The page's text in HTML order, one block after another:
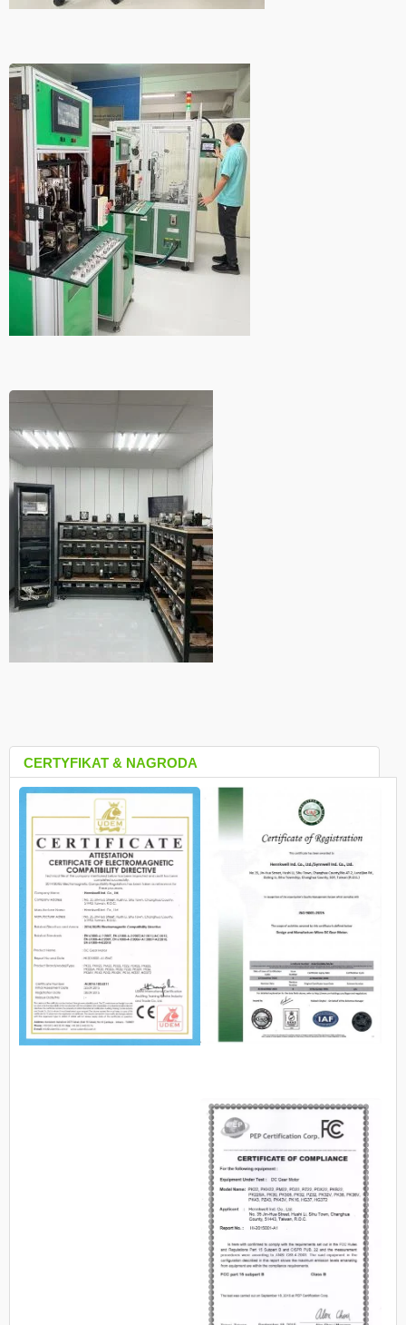
CERTYFIKAT & NAGRODA